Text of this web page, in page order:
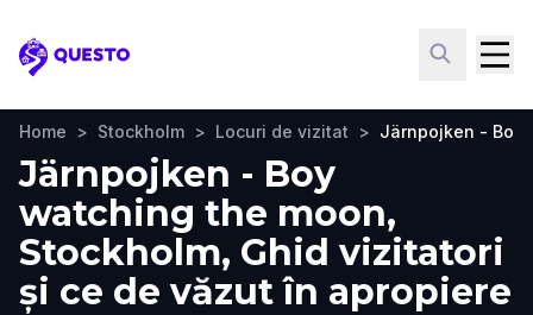
Questo
Home > Stockholm > Locuri de vizitat > Järnpojken - Boy
Järnpojken - Boy
watching the moon,
Stockholm, Ghid vizitatori
și ce de văzut în apropiere